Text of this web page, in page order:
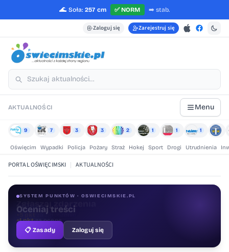
🌊 Soła: 257 cm ✅NORM ➡️ stab.
Zaloguj się Zarejestruj się
AKTUALNOŚCI Menu
9 7 3 3 2 1 1 1
Oświęcim Wypadki Policja Pożary Straż Hokej Sport Drogi Utrudnienia
PORTAL OŚWIĘCIMSKI | AKTUALNOŚCI
SYSTEM PUNKTÓW · OSWIECIMSKIE.PL
Oceniaj treści
+1 pkt
📋 Zasady
Zaloguj się